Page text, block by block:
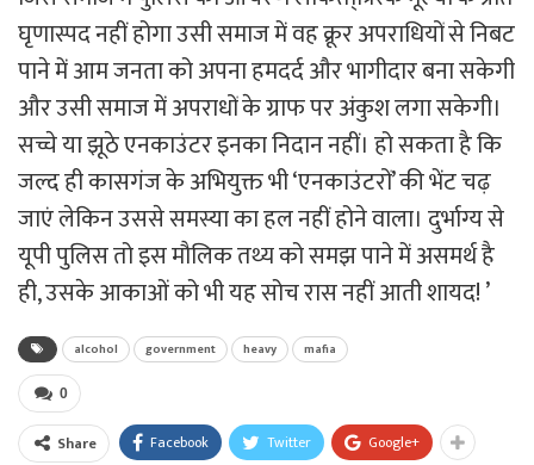
घृणास्पद नहीं होगा उसी समाज में वह क्रूर अपराधियों से निबट
पाने में आम जनता को अपना हमदर्द और भागीदार बना सकेगी
और उसी समाज में अपराधों के ग्राफ पर अंकुश लगा सकेगी।
सच्चे या झूठे एनकाउंटर इनका निदान नहीं। हो सकता है कि
जल्द ही कासगंज के अभियुक्त भी ‘एनकाउंटरों’ की भेंट चढ़
जाएं लेकिन उससे समस्या का हल नहीं होने वाला। दुर्भाग्य से
यूपी पुलिस तो इस मौलिक तथ्य को समझ पाने में असमर्थ है
ही, उसके आकाओं को भी यह सोच रास नहीं आती शायद! ’
alcohol government heavy mafia
0
Share Facebook Twitter Google+